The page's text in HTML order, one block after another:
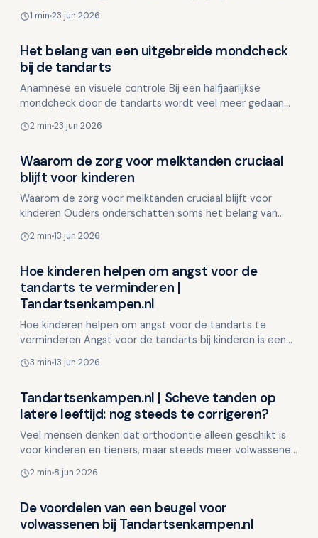
dan vo…
1 min 23 jun 2026
Overig nieuws
Het belang van een uitgebreide mondcheck
bij de tandarts
Anamnese en visuele controle Bij een halfjaarlijkse
mondcheck door de tandarts wordt veel meer gedaan
uitgeb…
2 min 23 jun 2026
Overig nieuws
Waarom de zorg voor melktanden cruciaal
blijft voor kinderen
Waarom de zorg voor melktanden cruciaal blijft voor
kinderen Ouders onderschatten soms het belang van
Toch spe…
2 min 13 jun 2026
Overig nieuws
Hoe kinderen helpen om angst voor de
tandarts te verminderen |
Tandartsenkampen.nl
Hoe kinderen helpen om angst voor de tandarts te
verminderen Angst voor de tandarts bij kinderen is een
erva…
3 min 13 jun 2026
Overig nieuws
Tandartsenkampen.nl | Scheve tanden op
latere leeftijd: nog steeds te corrigeren?
Veel mensen denken dat orthodontie alleen geschikt is
voor kinderen en tieners, maar steeds meer volwassenen
2 min 8 jun 2026
Overig nieuws
De voordelen van een beugel voor
volwassenen bij Tandartsenkampen.nl